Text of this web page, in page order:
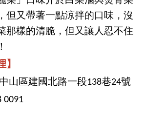
但又帶著一點涼拌的口味，沒
那樣的清脆，但又讓人忍不住
】
山區建國北路一段138巷24號
0091